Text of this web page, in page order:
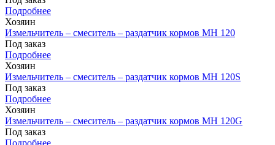
Подробнее
Хозяин
Измельчитель – смеситель – раздатчик кормов MH 120
Под заказ
Подробнее
Хозяин
Измельчитель – смеситель – раздатчик кормов MH 120S
Под заказ
Подробнее
Хозяин
Измельчитель – смеситель – раздатчик кормов MH 120G
Под заказ
Подробнее